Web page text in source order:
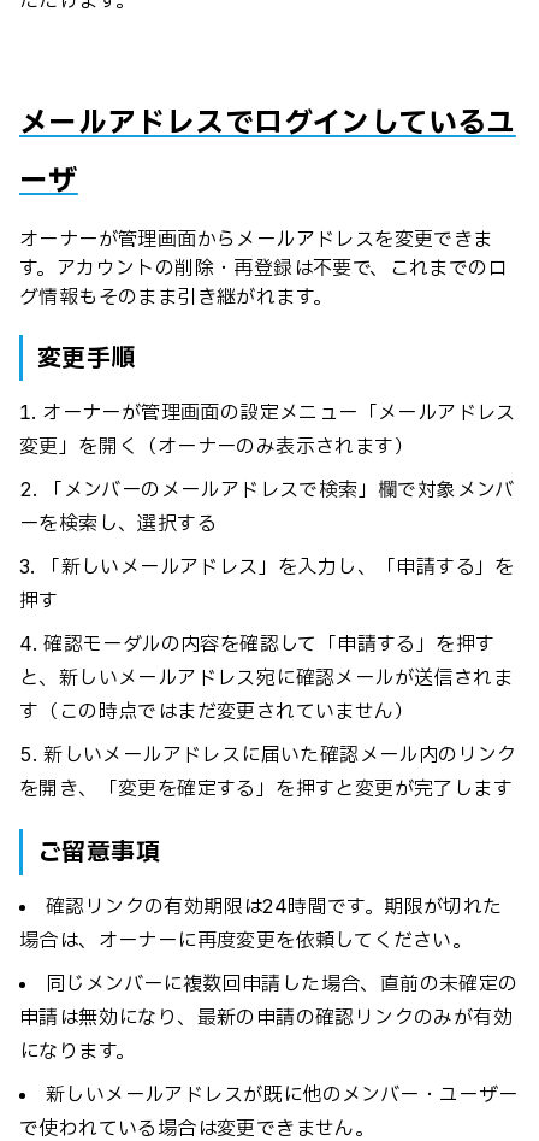
メールアドレスでログインしているユ
ーザ
オーナーが管理画面からメールアドレスを変更できま
す。アカウントの削除・再登録は不要で、これまでのロ
グ情報もそのまま引き継がれます。
変更手順
オーナーが管理画面の設定メニュー「メールアドレス
変更」を開く（オーナーのみ表示されます）
「メンバーのメールアドレスで検索」欄で対象メンバ
ーを検索し、選択する
「新しいメールアドレス」を入力し、「申請する」を
押す
確認モーダルの内容を確認して「申請する」を押す
と、新しいメールアドレス宛に確認メールが送信されま
す（この時点ではまだ変更されていません）
新しいメールアドレスに届いた確認メール内のリンク
を開き、「変更を確定する」を押すと変更が完了します
ご留意事項
確認リンクの有効期限は24時間です。期限が切れた
場合は、オーナーに再度変更を依頼してください。
同じメンバーに複数回申請した場合、直前の未確定の
申請は無効になり、最新の申請の確認リンクのみが有効
になります。
新しいメールアドレスが既に他のメンバー・ユーザー
で使われている場合は変更できません。